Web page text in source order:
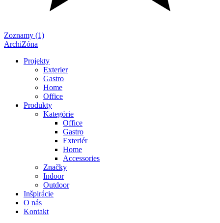
Zoznamy (1)
ArchiZóna
Projekty
Exterier
Gastro
Home
Office
Produkty
Kategórie
Office
Gastro
Exteriér
Home
Accessories
Značky
Indoor
Outdoor
Inšpirácie
O nás
Kontakt